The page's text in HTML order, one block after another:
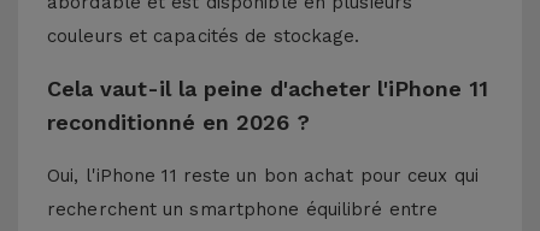
couleurs et capacités de stockage.
Cela vaut-il la peine d'acheter l'iPhone 11
reconditionné en 2026 ?
Oui, l'iPhone 11 reste un bon achat pour ceux qui
recherchent un smartphone équilibré entre